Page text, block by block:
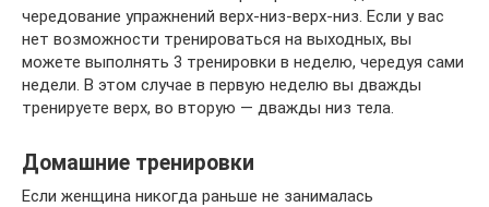
чередование упражнений верх-низ-верх-низ. Если у вас
нет возможности тренироваться на выходных, вы
можете выполнять 3 тренировки в неделю, чередуя сами
недели. В этом случае в первую неделю вы дважды
тренируете верх, во вторую — дважды низ тела.
Домашние тренировки
Если женщина никогда раньше не занималась